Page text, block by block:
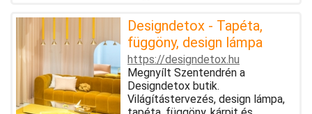
Designdetox - Tapéta,
függöny, design lámpa
https://designdetox.hu
Megnyílt Szentendrén a
Designdetox butik.
Világítástervezés, design lámpa,